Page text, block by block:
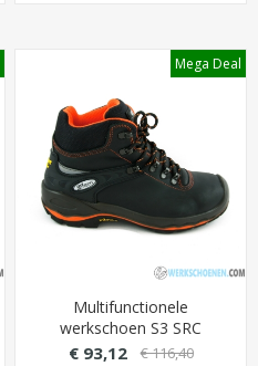
Mega Deal
Multifunctionele
werkschoen S3 SRC
Grisport 72003 hoog met
€ 93,12 € 116,40